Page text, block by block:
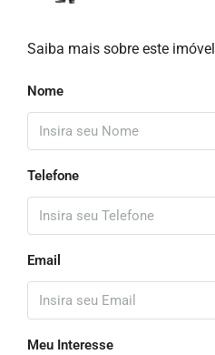
Saiba mais sobre este imóvel
Nome
Telefone
Email
Meu Interesse